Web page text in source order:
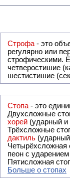
Строфа - это объединение
регулярно или периодически повторяющееся в стихотворении. Большинство стихотворений делятся на строфы и т.о. являются
строфическими. Если разделения на
четверостишие
шестистишие
Стопа - это
Двухсложные
хорей (ударный и
Трёхсложные
дактиль
Четырёхсложная
пеон с
Пятисложная
Больше о стопах